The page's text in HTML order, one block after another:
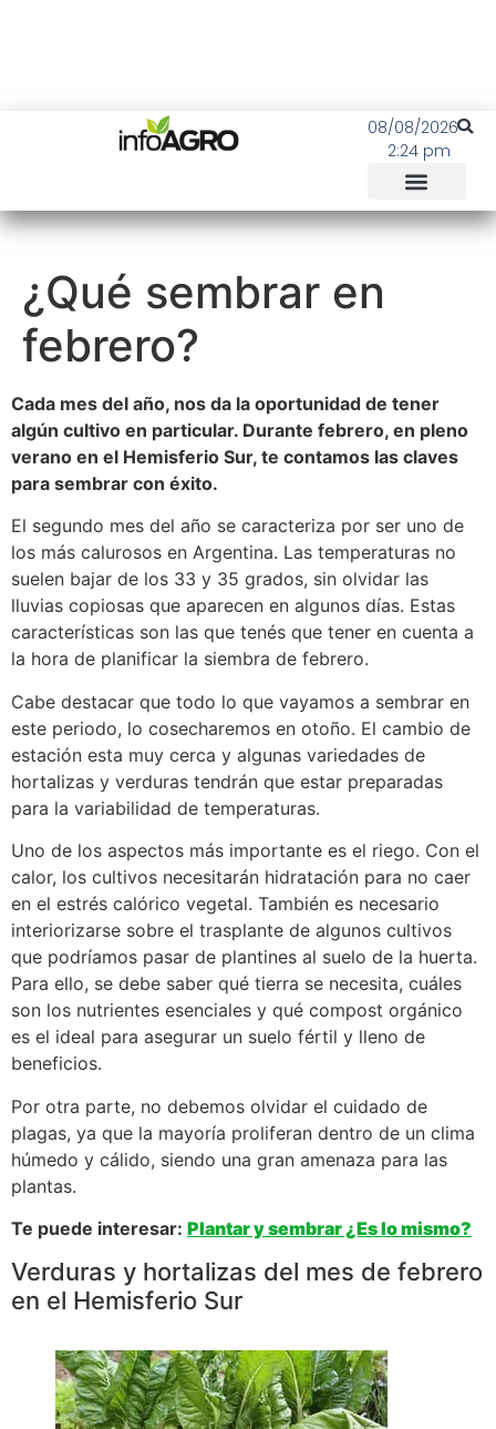
08/08/2026
2:24 pm
¿Qué sembrar en
febrero?
Cada mes del año, nos da la oportunidad de tener
algún cultivo en particular. Durante febrero, en pleno
verano en el Hemisferio Sur, te contamos las claves
para sembrar con éxito.
El segundo mes del año se caracteriza por ser uno de
los más calurosos en Argentina. Las temperaturas no
suelen bajar de los 33 y 35 grados, sin olvidar las
lluvias copiosas que aparecen en algunos días. Estas
características son las que tenés que tener en cuenta a
la hora de planificar la siembra de febrero.
Cabe destacar que todo lo que vayamos a sembrar en
este periodo, lo cosecharemos en otoño. El cambio de
estación esta muy cerca y algunas variedades de
hortalizas y verduras tendrán que estar preparadas
para la variabilidad de temperaturas.
Uno de los aspectos más importante es el riego. Con el
calor, los cultivos necesitarán hidratación para no caer
en el estrés calórico vegetal. También es necesario
interiorizarse sobre el trasplante de algunos cultivos
que podríamos pasar de plantines al suelo de la huerta.
Para ello, se debe saber qué tierra se necesita, cuáles
son los nutrientes esenciales y qué compost orgánico
es el ideal para asegurar un suelo fértil y lleno de
beneficios.
Por otra parte, no debemos olvidar el cuidado de
plagas, ya que la mayoría proliferan dentro de un clima
húmedo y cálido, siendo una gran amenaza para las
plantas.
Te puede interesar: Plantar y sembrar ¿Es lo mismo?
Verduras y hortalizas del mes de febrero
en el Hemisferio Sur